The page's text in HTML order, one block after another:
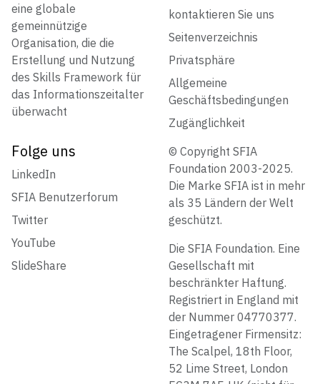
eine globale
gemeinnützige
Organisation, die die
Erstellung und Nutzung
des Skills Framework für
das Informationszeitalter
überwacht
kontaktieren Sie uns
Seitenverzeichnis
Privatsphäre
Allgemeine
Geschäftsbedingungen
Zugänglichkeit
Folge uns
LinkedIn
SFIA Benutzerforum
Twitter
YouTube
SlideShare
© Copyright SFIA
Foundation 2003-2025.
Die Marke SFIA ist in mehr
als 35 Ländern der Welt
geschützt.
Die SFIA Foundation. Eine
Gesellschaft mit
beschränkter Haftung.
Registriert in England mit
der Nummer 04770377.
Eingetragener Firmensitz:
The Scalpel, 18th Floor,
52 Lime Street, London